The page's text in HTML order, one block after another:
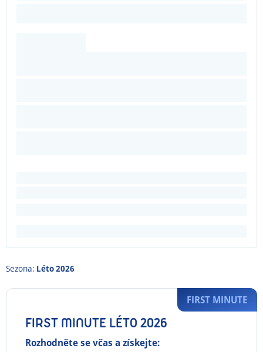
Sezona: Léto 2026
FIRST MINUTE LÉTO 2026
Rozhodněte se včas a získejte:
FIRST MINUTE